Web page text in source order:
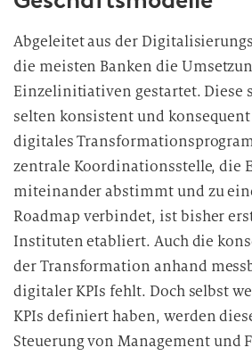
Abgeleitet aus der
die meisten Banken die
Einzelinitiativen gestartet. Diese
selten konsistent und
digitales
zentrale Koordinationsstelle, die
miteinander abstimmt und zu
Roadmap verbindet, ist bisher
Instituten etabliert. Auch die
der Transformation anhand
digitaler KPIs fehlt. Doch selbst
KPIs definiert haben, werden
Steuerung von Management und